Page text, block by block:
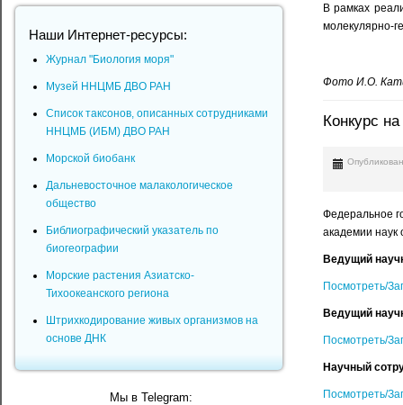
В рамках
молекулярно-
Фото И.О.
Конкурс
Федеральное
академии наук
Ведущий
Посмотреть/
Ведущий
Посмотреть/
Научный
Посмотреть/
Наши Интернет-ресурсы:
Журнал "Биология моря"
Музей ННЦМБ ДВО РАН
Список таксонов, описанных сотрудниками
ННЦМБ (ИБМ) ДВО РАН
Морской биобанк
Дальневосточное малакологическое
общество
Библиографический указатель по
биогеографии
Морские растения Азиатско-
Тихоокеанского региона
Штрихкодирование живых организмов на
основе ДНК
Мы в Telegram: